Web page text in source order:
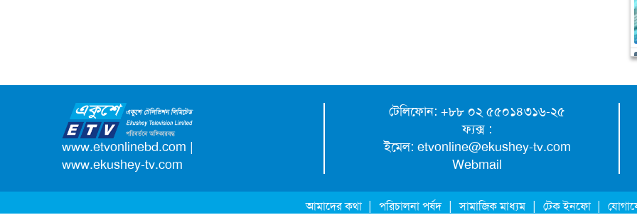
www.etvonlinebd.com |
www.ekushey-tv.com
টেলিফোন: +৮৮ ০২ ৫৫০১৪৩১৬-২৫
ফ্যক্স :
ইমেল: etvonline@ekushey-tv.com
Webmail
আমাদের কথা | পরিচালনা পর্ষদ | সামাজিক মাধ্যম | টেক ইনফো |